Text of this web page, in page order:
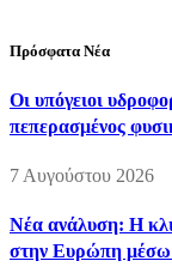
Πρόσφατα Νέα
Οι υπόγειοι
πεπερασμένος
7 Αυγούστου 2026
Νέα ανάλυση: Η
στην Ευρώπη μέσω